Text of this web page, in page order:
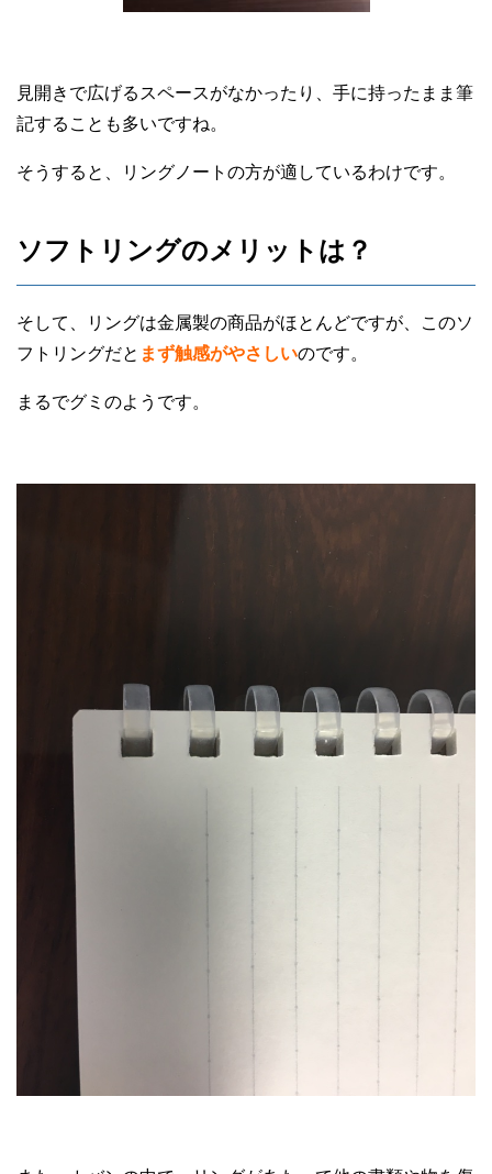
見開きで広げるスペースがなかったり、手に持ったまま筆
記することも多いですね。
そうすると、リングノートの方が適しているわけです。
ソフトリングのメリットは？
そして、リングは金属製の商品がほとんどですが、このソ
フトリングだと まず触感がやさしいのです。
まるでグミのようです。